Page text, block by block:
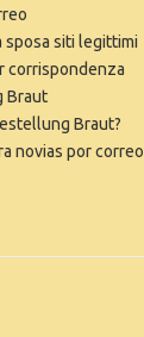
siti legittimi
corrispondenza
Braut
Braut?
novias por correo